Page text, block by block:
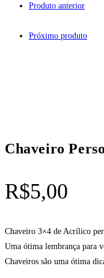
Produto anterior
Próximo produto
Chaveiro
R$5,00
Chaveiro 3×4 de Acrílico
Uma ótima lembrança para
Chaveiros são uma ótima